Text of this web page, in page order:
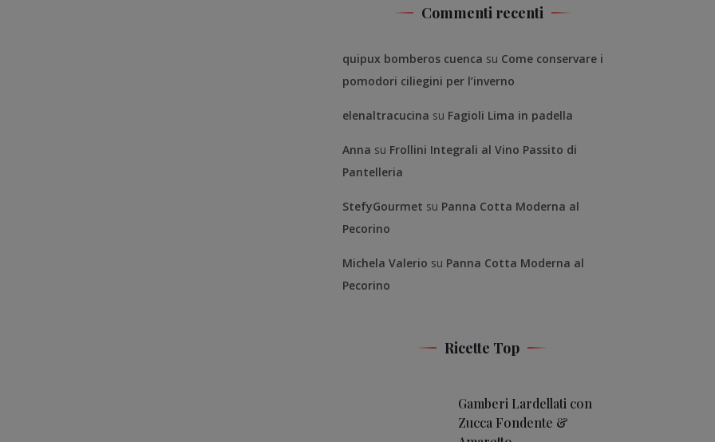
Commenti recenti
quipux bomberos cuenca su Come conservare i
pomodori ciliegini per l’inverno
elenaltracucina su Fagioli Lima in padella
Anna su Frollini Integrali al Vino Passito di
Pantelleria
StefyGourmet su Panna Cotta Moderna al
Pecorino
Michela Valerio su Panna Cotta Moderna al
Pecorino
Ricette Top
Gamberi Lardellati con
Zucca Fondente &